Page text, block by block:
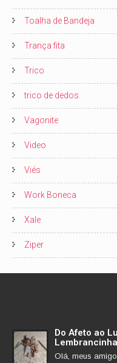
Toalha de Bandeja
Trança fita
Trico
trico de dedos
Vagonite
Video
Viés
Work Boneca
Xale
Ziper
Do Afeto ao
Olá, meus